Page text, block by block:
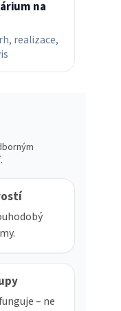
na
realizace,
– ne